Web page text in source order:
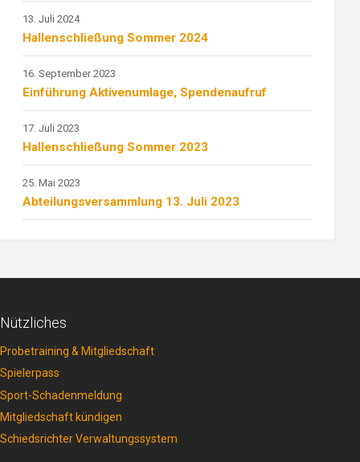
Hallenschließung Sommer 2024
13. Juli 2024
Einführung Aktivenumlage, Spendenaufruf
16. September 2023
Hallenschließung Sommer 2023
17. Juli 2023
Abteilungsversammlung 13. Juli 2023
25. Mai 2023
Nützliches
Probetraining & Mitgliedschaft
Spielerpass
Sport-Schadenmeldung
Mitgliedschaft kündigen
Schiedsrichter Verwaltungssystem